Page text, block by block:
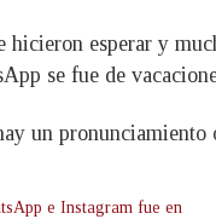
hicieron esperar y
se fue de
un
e Instagram fue en